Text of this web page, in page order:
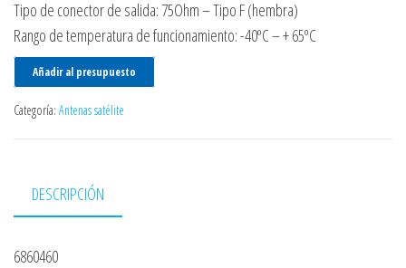
Tipo de conector de salida: 75Ohm – Tipo F (hembra)
Rango de temperatura de funcionamiento: -40ºC – + 65ºC
Añadir al presupuesto
Categoría: Antenas satélite
DESCRIPCIÓN
6860460